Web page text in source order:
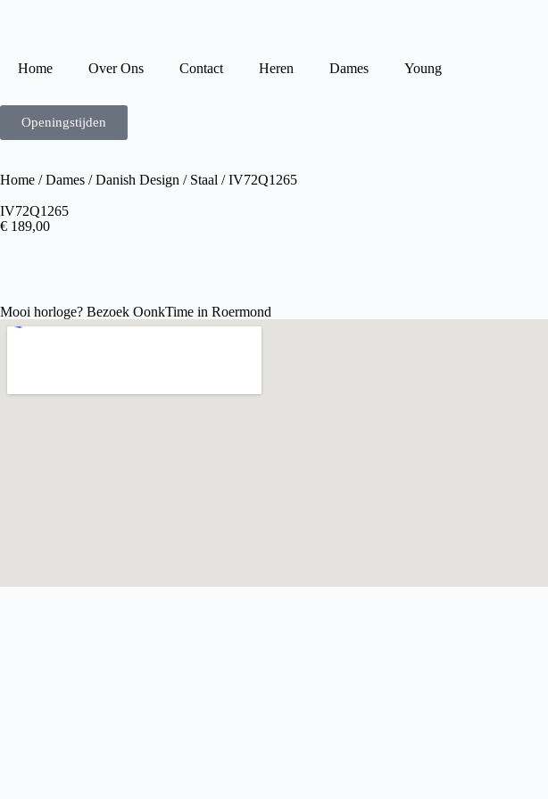
Home Over Ons Contact Heren Dames Young
Openingstijden
Home /Dames /Danish Design / Staal / IV72Q1265
IV72Q1265
€ 189,00
Mooi horloge? Bezoek OonkTime in Roermond